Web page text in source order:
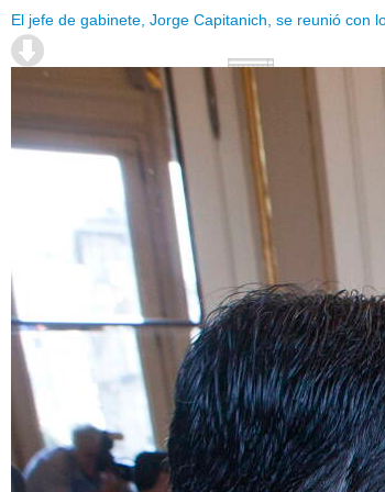
El jefe de gabinete, Jorge Capitanich, se reunió